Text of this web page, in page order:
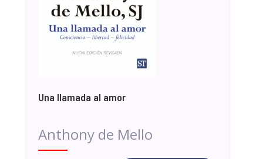
Una llamada al amor
Anthony de Mello